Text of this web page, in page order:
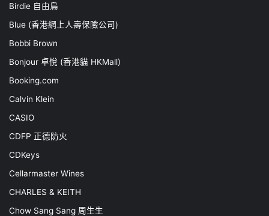
Birdie 自由鳥
Blue (香港網上人壽保險公司)
Bobbi Brown
Bonjour 卓悅 (香港貓 HKMall)
Booking.com
Calvin Klein
CASIO
CDFP 正德防火
CDKeys
Cellarmaster Wines
CHARLES & KEITH
Chow Sang Sang 周生生